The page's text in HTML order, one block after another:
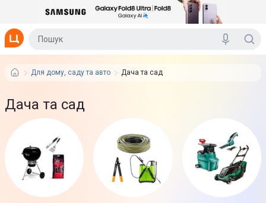
Для дому, саду та авто Дача та сад
Дача та сад